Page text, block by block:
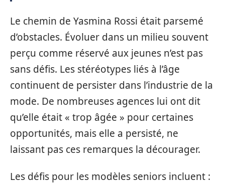
Le chemin de Yasmina Rossi était parsemé
d’obstacles. Évoluer dans un milieu souvent
perçu comme réservé aux jeunes n’est pas
sans défis. Les stéréotypes liés à l’âge
continuent de persister dans l’industrie de la
mode. De nombreuses agences lui ont dit
qu’elle était « trop âgée » pour certaines
opportunités, mais elle a persisté, ne
laissant pas ces remarques la décourager.
Les défis pour les modèles seniors incluent :